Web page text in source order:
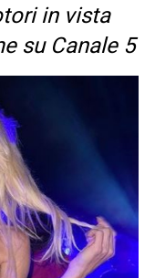
in vista
su Canale 5